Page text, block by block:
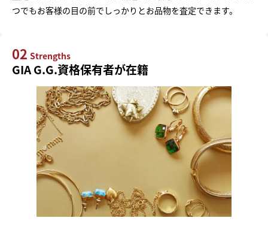
つでもお客様の目の前でしっかりとお品物を査定できます。
02 Strengths
GIA G.G.資格保有者が在籍